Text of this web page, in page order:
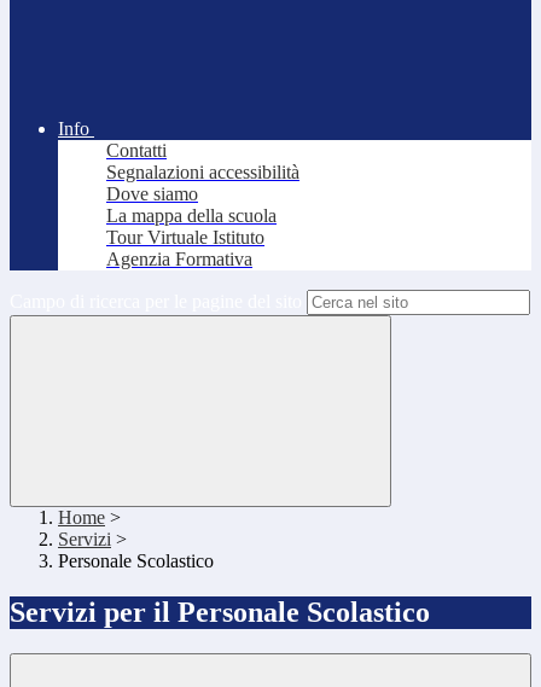
Info
Contatti
Segnalazioni accessibilità
Dove siamo
La mappa della scuola
Tour Virtuale Istituto
Agenzia Formativa
Home >
Servizi >
Personale Scolastico
Servizi per il Personale Scolastico